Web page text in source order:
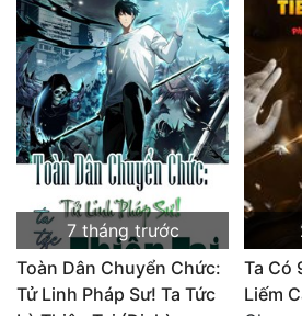
Thanh Xuân
Tiên Hiệp
Tiểu Thuyết
Trinh Thám
Triều Đấu
Trùng Sinh
Trọng Sinh
7 tháng trước
Toàn Dân Chuyển Chức:
Tử Linh Pháp Sư! Ta Tức
Ta Có
Liếm